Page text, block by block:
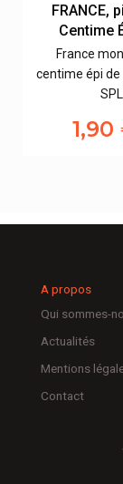
FRANCE,
Centime
France
centime épi
1,90
A propos
Qui sommes-
Actualités
Mentions
Contact